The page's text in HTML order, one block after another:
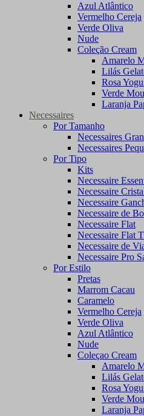
Azul Atlântico
Vermelho Cereja
Verde Oliva
Nude
Coleção Cream
Amarelo
Lilás
Rosa
Verde
Laranja
Necessaires
Por Tamanho
Necessaires
Necessaires
Por Tipo
Kits
Necessaire
Necessaire
Necessaire
Necessaire de
Necessaire Flat
Necessaire Flat
Necessaire de
Necessaire Pro
Por Estilo
Pretas
Marrom Cacau
Caramelo
Vermelho Cereja
Verde Oliva
Azul Atlântico
Nude
Coleçao Cream
Amarelo
Lilás
Rosa
Verde
Laranja